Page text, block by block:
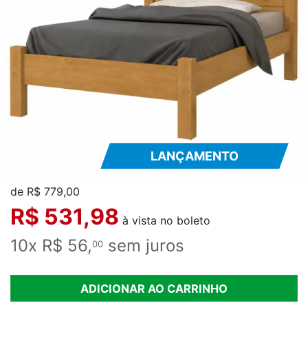
LANÇAMENTO
de R$ 779,00
R$ 531,98 à vista no boleto
10x R$ 56,00 sem juros
ADICIONAR AO CARRINHO